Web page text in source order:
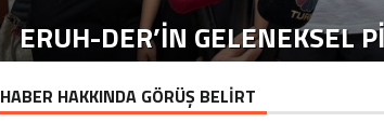
ERUH-DER’IN GELENEKSEL
HABER HAKKINDA GÖRÜŞ BELİRT